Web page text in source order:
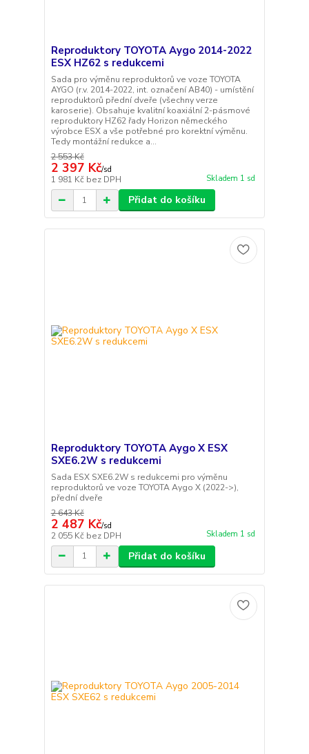
Reproduktory TOYOTA Aygo 2014-2022
ESX HZ62 s redukcemi
Sada pro výměnu reproduktorů ve voze TOYOTA
AYGO (r.v. 2014-2022, int. označení AB40) - umístění
reproduktorů přední dveře (všechny verze
karoserie). Obsahuje kvalitní koaxiální 2-pásmové
reproduktory HZ62 řady Horizon německého
výrobce ESX a vše potřebné pro korektní výměnu.
Tedy montážní redukce a...
2 553 Kč
2 397 Kč/sd
1 981 Kč bez DPH Skladem 1 sd
Přidat do košíku
Reproduktory TOYOTA Aygo X ESX
SXE6.2W s redukcemi
Sada ESX SXE6.2W s redukcemi pro výměnu
reproduktorů ve voze TOYOTA Aygo X (2022->),
přední dveře
2 643 Kč
2 487 Kč/sd
2 055 Kč bez DPH Skladem 1 sd
Přidat do košíku